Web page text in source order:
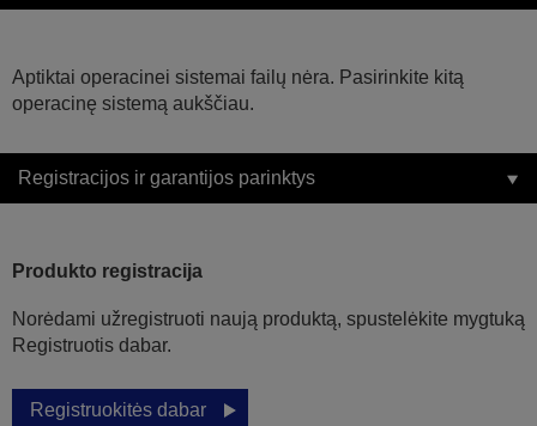
Aptiktai operacinei sistemai failų nėra. Pasirinkite kitą
operacinę sistemą aukščiau.
Registracijos ir garantijos parinktys
Produkto registracija
Norėdami užregistruoti naują produktą, spustelėkite mygtuką
Registruotis dabar.
Registruokitės dabar